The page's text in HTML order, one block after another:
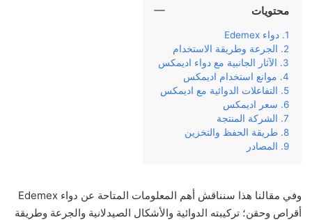
محتويات
دواء Edemex
الجرعة وطريقة الاستخدام
الآثار الجانبية مع دواء اديمكس
موانع استخدام اديمكس
التفاعلات الدوائية مع اديمكس
سعر اديمكس
الشركة المنتجة
طريقة الحفظ والتخزين
المصادر
وفي‌ ‌مقالنا‌ ‌هذا‌ ‌سنناقش‌ ‌أهم‌ ‌المعلومات‌ ‌المتاحة‌ ‌عن‌ دواء Edemex
أقراص وحقن؛‌ ‌تركيبته‌ ‌الدوائية‌ والأشكال الصيدلانية ‌والجرعة‌ ‌وطريقة‌